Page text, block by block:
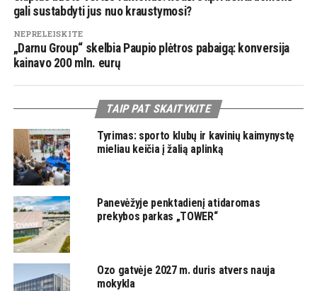
gali sustabdyti jus nuo kraustymosi?
NEPRELEISKITE
„Darnu Group“ skelbia Paupio plėtros pabaigą: konversija
kainavo 200 mln. eurų
TAIP PAT SKAITYKITE
Tyrimas: sporto klubų ir kavinių kaimynystę
mieliau keičia į žalią aplinką
Panevėžyje penktadienį atidaromas
prekybos parkas „TOWER“
Ozo gatvėje 2027 m. duris atvers nauja
mokykla